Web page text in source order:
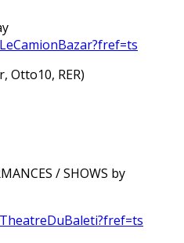
LeCamionBazar?fref=ts
Otto10, RER)
/ SHOWS by
TheatreDuBaleti?fref=ts